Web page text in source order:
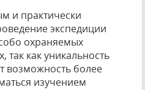
и практически
экспедиции
охраняемых
так как уникальность
возможность более
изучением